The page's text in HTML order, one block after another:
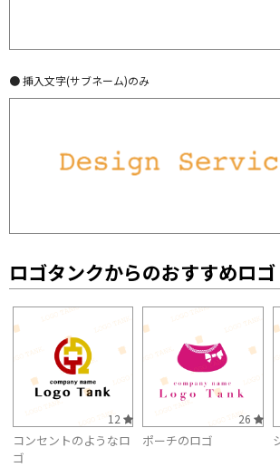
● 挿入文字(サブネーム)のみ
ロゴタンクからのおすすめロゴ
12
コンセントのようなロ
ゴ
26
ポーチのロゴ